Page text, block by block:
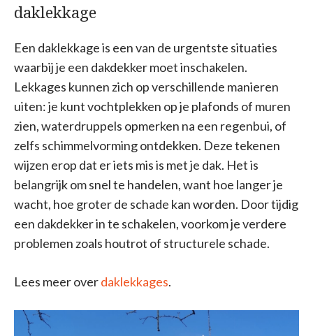
daklekkage
Een daklekkage is een van de urgentste situaties
waarbij je een dakdekker moet inschakelen.
Lekkages kunnen zich op verschillende manieren
uiten: je kunt vochtplekken op je plafonds of muren
zien, waterdruppels opmerken na een regenbui, of
zelfs schimmelvorming ontdekken. Deze tekenen
wijzen erop dat er iets mis is met je dak. Het is
belangrijk om snel te handelen, want hoe langer je
wacht, hoe groter de schade kan worden. Door tijdig
een dakdekker in te schakelen, voorkom je verdere
problemen zoals houtrot of structurele schade.
Lees meer overdaklekkages.